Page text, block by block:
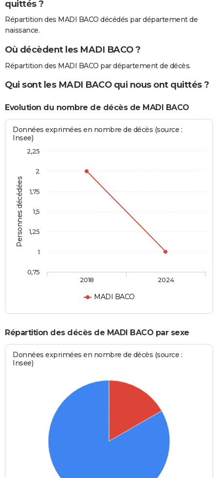
quittés ?
Répartition des MADI BACO décédés par département de
naissance.
Où décèdent les MADI BACO ?
Répartition des MADI BACO par département de décès.
Qui sont les MADI BACO qui nous ont quittés ?
Evolution du nombre de décès de MADI BACO
Personnes décédées
Données exprimées en nombre de décès (source :
Insee)
MADI BACO
2018 2024
0,75
1
1,25
1,5
1,75
2
2,25
Répartition des décès de MADI BACO par sexe
Données exprimées en nombre de décès (source :
Insee)